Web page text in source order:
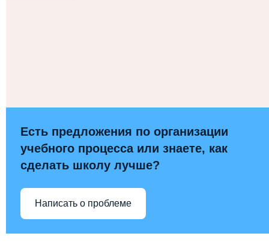
Есть предложения по организации
учебного процесса или знаете, как
сделать школу лучше?
Написать о проблеме